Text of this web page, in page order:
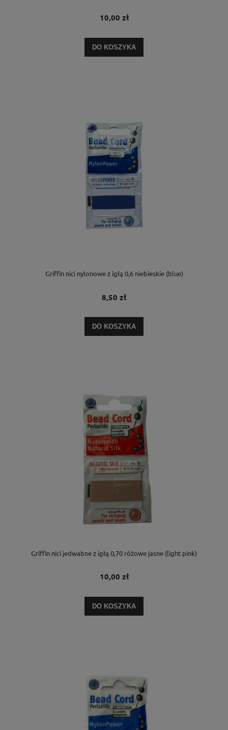
10,00 zł
DO KOSZYKA
Griffin nici nylonowe z igłą 0,6 niebieskie (blue)
8,50 zł
DO KOSZYKA
Griffin nici jedwabne z igłą 0,70 różowe jasne (light pink)
10,00 zł
DO KOSZYKA